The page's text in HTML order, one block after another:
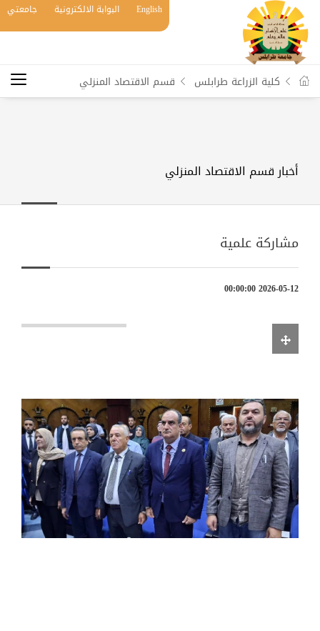
English البوابة الالكترونية جامعتي
كلية الزراعة طرابلس قسم الاقتصاد المنزلي
أخبار قسم الاقتصاد المنزلي
مشاركة علمية
2026-05-12 00:00:00